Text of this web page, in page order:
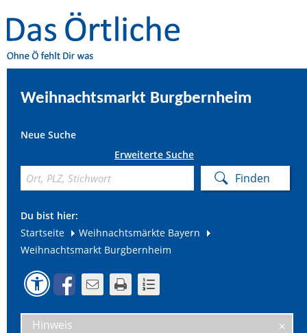
Weihnachtsmarkt Burgbernheim
Neue Suche
Erweiterte Suche
Du bist hier:
Startseite
Weihnachtsmärkte Bayern
Weihnachtsmarkt Burgbernheim
Hinweis